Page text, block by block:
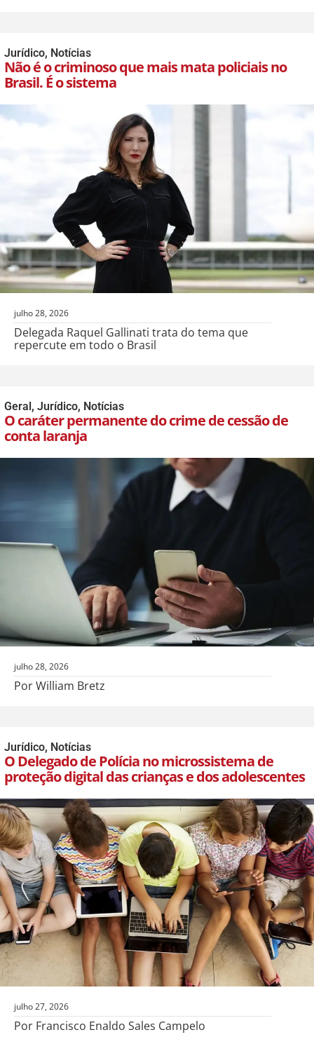
Jurídico, Notícias
Não é o criminoso que mais mata policiais no
Brasil. É o sistema
julho 28, 2026
Delegada Raquel Gallinati trata do tema que
repercute em todo o Brasil
Geral, Jurídico, Notícias
O caráter permanente do crime de cessão de
conta laranja
julho 28, 2026
Por William Bretz
Jurídico, Notícias
O Delegado de Polícia no microssistema de
proteção digital das crianças e dos adolescentes
julho 27, 2026
Por Francisco Enaldo Sales Campelo